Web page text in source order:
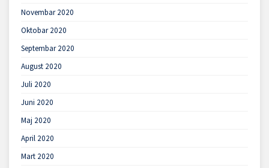
Novembar 2020
Oktobar 2020
Septembar 2020
August 2020
Juli 2020
Juni 2020
Maj 2020
April 2020
Mart 2020